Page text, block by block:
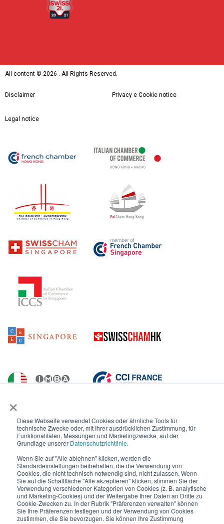
×
Diese Webseite verwendet Cookies oder ähnliche Tools für
technische Zwecke oder, mit Ihrer ausdrücklichen Zustimmung, für
Funktionalitäten, Messungen und Marketingzwecke, auf der
Grundlage unserer Datenschutzrichtlinie.
Wenn Sie auf "Alle ablehnen" klicken, werden die
Standardeinstellungen beibehalten, die die Verwendung von
Cookies, die nicht technisch notwendig sind, nicht zulassen. Wenn
Sie auf die Schaltfläche "Alle akzeptieren" klicken, stimmen Sie der
Verwendung verschiedener Kategorien von Cookies (z. B. analytische
und Marketing-Cookies) und der Weitergabe Ihrer Daten an Dritte zu
Cookie-Zwecken zu. In der Rubrik "Präferenzen verwalten" können
Sie Ihre Präferenzen festlegen und der Verwendung von Cookies
zustimmen, die Sie bevorzugen. Sie können Ihre Zustimmung
All content © 2026 . All Rights Reserved.
Disclaimer Privacy e Cookie notice
Legal notice